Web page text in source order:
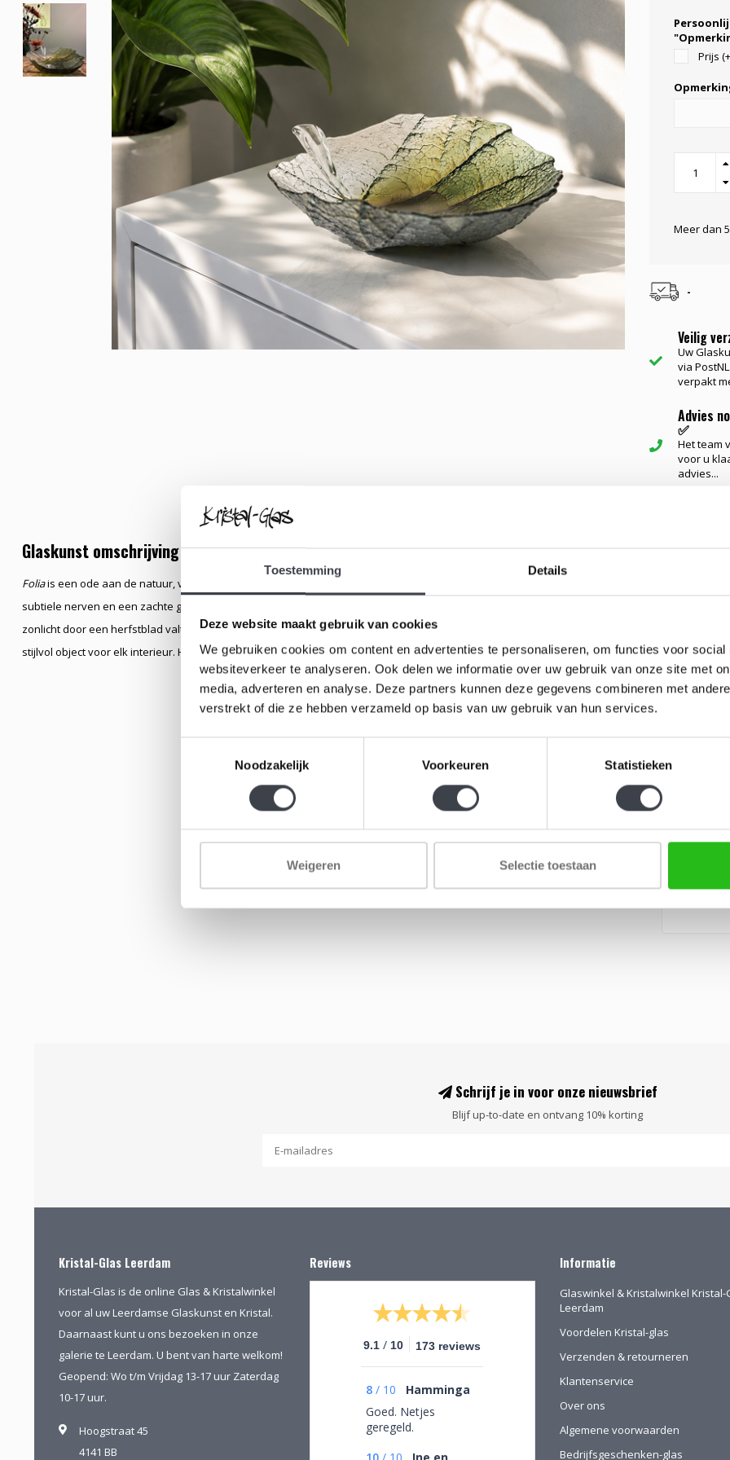
Toestemming Details
Deze website maakt gebruik van cookies
We gebruiken cookies om content en advertenties te personaliseren, om functies voor social
websiteverkeer te analyseren. Ook delen we informatie over uw gebruik van onze site met
media, adverteren en analyse. Deze partners kunnen deze gegevens combineren met
verstrekt of die ze hebben verzameld op basis van uw gebruik van hun services.
Noodzakelijk
Voorkeuren Statistieken
Weigeren Selectie toestaan
Prijs
Meer dan
-
Veilig
Uw
via
verpakt
Advies
✅
Het team
voor u
advies...
Glaskunst omschrijving
Foliais een ode aan de natuur, vormgegeven in glas. Het object volgt de organische lijnen van een blad, compleet met
subtiele nerven en een zachte golf langs de rand. De groene schakeringen geven het werk diepte en warmte, alsof het
zonlicht door een herfstblad valt. Deze combinatie van kracht en verfijning maaktFolia
stijlvol object voor elk interieur. Het prachtige object heeft een diameter van 34 cm.
De
Jonasson
Schrijf je in voor onze nieuwsbrief
Blijf up-to-date en ontvang 10% korting
Kristal-Glas Leerdam
Kristal-Glas is de online Glas & Kristalwinkel
voor al uw Leerdamse Glaskunst en Kristal.
Daarnaast kunt u ons bezoeken in onze
galerie te Leerdam. U bent van harte welkom!
Geopend: Wo t/m Vrijdag 13-17 uur Zaterdag
10-17 uur.
Hoogstraat 45
4141 BB
Reviews
9.1 / 10 173 reviews
8 / 10
Hamminga
Goed. Netjes
geregeld.
10 / 10 Ine en
Informatie
Glaswinkel & Kristalwinkel Kristal-
Leerdam
Voordelen Kristal-glas
Verzenden & retourneren
Klantenservice
Over ons
Algemene voorwaarden
Bedrijfsgeschenken-glas